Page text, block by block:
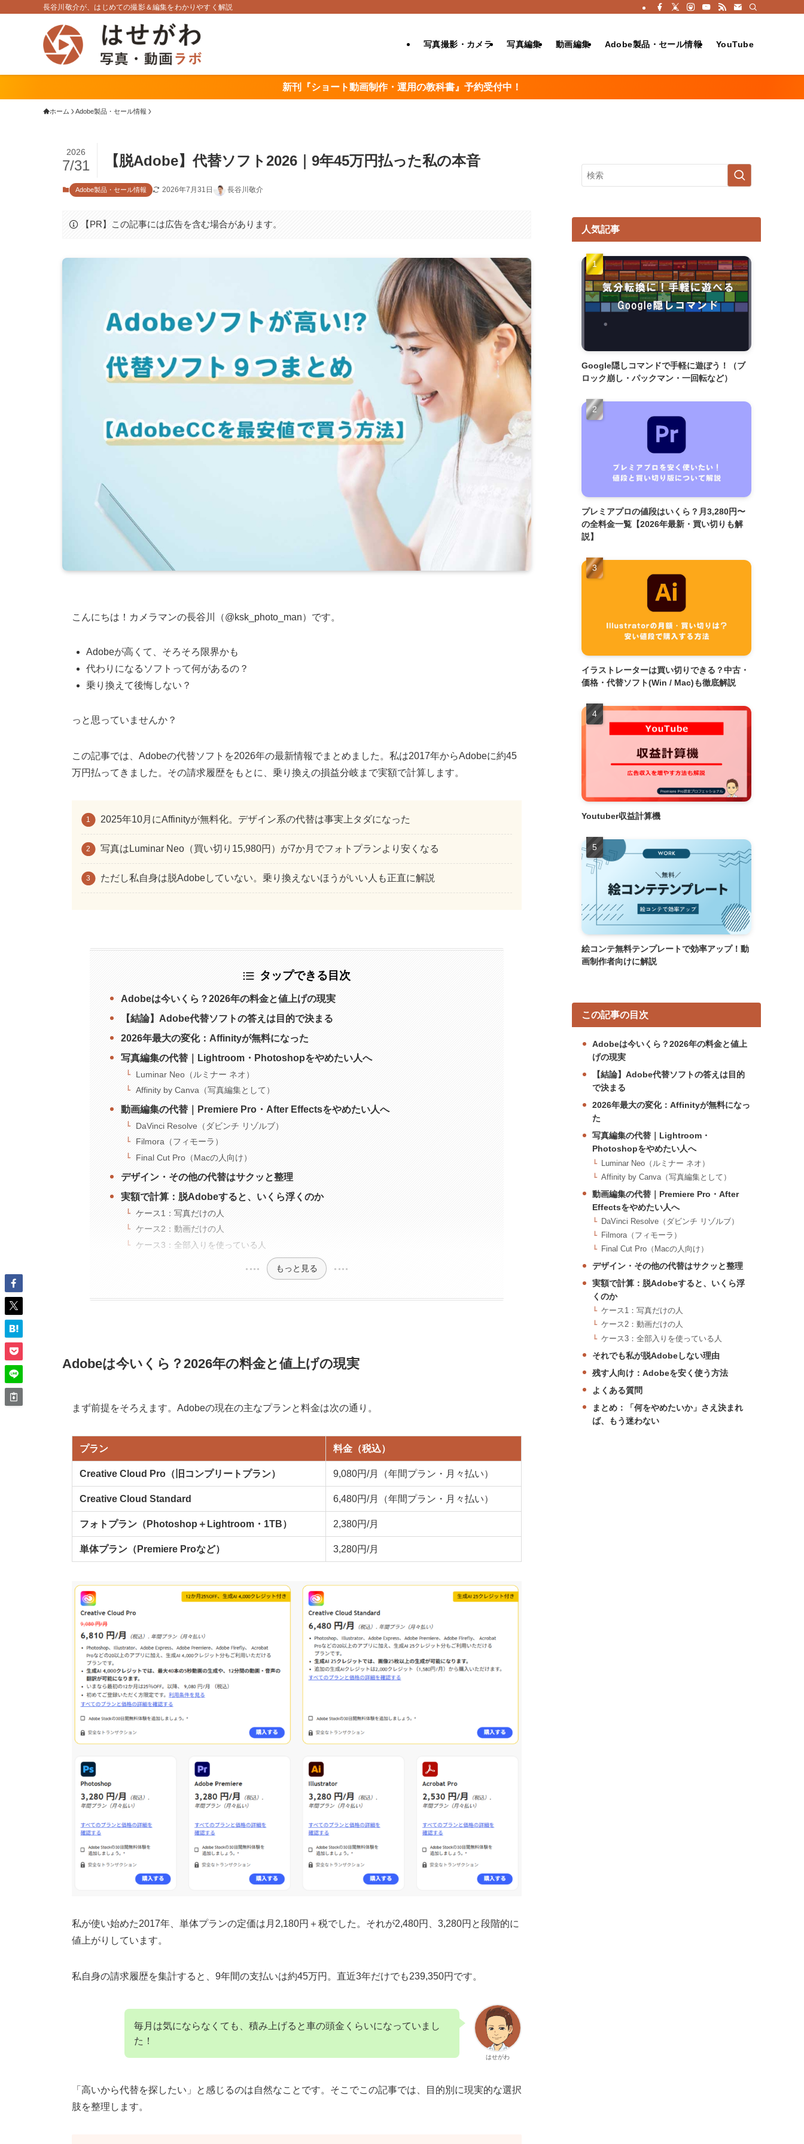
長谷川敬介が、はじめての撮影＆編集をわかりやすく解説
写真撮影・カメラ 写真編集 動画編集 Adobe製品・セール情報 YouTube
新刊『ショート動画制作・運用の教科書』予約受付中！
ホーム Adobe製品・セール情報
【脱Adobe】代替ソフト2026｜9年45万円払った私の本音
2026
7/31
Adobe製品・セール情報 2026年7月31日 長谷川敬介
【PR】この記事には広告を含む場合があります。
こんにちは！カメラマンの長谷川（@ksk_photo_man）です。
Adobeが高くて、そろそろ限界かも
代わりになるソフトって何があるの？
乗り換えて後悔しない？
っと思っていませんか？
この記事では、Adobeの代替ソフトを2026年の最新情報でまとめました。私は2017年からAdobeに約45
万円払ってきました。その請求履歴をもとに、乗り換えの損益分岐まで実額で計算します。
2025年10月にAffinityが無料化。デザイン系の代替は事実上タダになった
写真はLuminar Neo（買い切り15,980円）が7か月でフォトプランより安くなる
ただし私自身は脱Adobeしていない。乗り換えないほうがいい人も正直に解説
タップできる目次
Adobeは今いくら？2026年の料金と値上げの現実
【結論】Adobe代替ソフトの答えは目的で決まる
2026年最大の変化：Affinityが無料になった
写真編集の代替｜Lightroom・Photoshopをやめたい人へ
Luminar Neo（ルミナー ネオ）
Affinity by Canva（写真編集として）
動画編集の代替｜Premiere Pro・After Effectsをやめたい人へ
DaVinci Resolve（ダビンチ リゾルブ）
Filmora（フィモーラ）
Final Cut Pro（Macの人向け）
デザイン・その他の代替はサクッと整理
実額で計算：脱Adobeすると、いくら浮くのか
ケース1：写真だけの人
ケース2：動画だけの人
ケース3：全部入りを使っている人
もっと見る
Adobeは今いくら？2026年の料金と値上げの現実
まず前提をそろえます。Adobeの現在の主なプランと料金は次の通り。
プラン 料金（税込）
Creative Cloud Pro（旧コンプリートプラン） 9,080円/月（年間プラン・月々払い）
Creative Cloud Standard 6,480円/月（年間プラン・月々払い）
フォトプラン（Photoshop＋Lightroom・1TB） 2,380円/月
単体プラン（Premiere Proなど） 3,280円/月
私が使い始めた2017年、単体プランの定価は月2,180円＋税でした。それが2,480円、3,280円と段階的に
値上がりしています。
私自身の請求履歴を集計すると、9年間の支払いは約45万円。直近3年だけでも239,350円です。
はせがわ
毎月は気にならなくても、積み上げると車の頭金くらいになっていまし
た！
「高いから代替を探したい」と感じるのは自然なことです。そこでこの記事では、目的別に現実的な選択
肢を整理します。
人気記事
Google隠しコマンドで手軽に遊ぼう！（ブ
ロック崩し・パックマン・一回転など）
プレミアプロの値段はいくら？月3,280円〜
の全料金一覧【2026年最新・買い切りも解
説】
イラストレーターは買い切りできる？中古・
価格・代替ソフト(Win / Mac)も徹底解説
Youtuber収益計算機
絵コンテ無料テンプレートで効率アップ！動
画制作者向けに解説
この記事の目次
Adobeは今いくら？2026年の料金と値上
げの現実
【結論】Adobe代替ソフトの答えは目的
で決まる
2026年最大の変化：Affinityが無料になっ
た
写真編集の代替｜Lightroom・
Photoshopをやめたい人へ
Luminar Neo（ルミナー ネオ）
Affinity by Canva（写真編集として）
動画編集の代替｜Premiere Pro・After
Effectsをやめたい人へ
DaVinci Resolve（ダビンチ リゾルブ）
Filmora（フィモーラ）
Final Cut Pro（Macの人向け）
デザイン・その他の代替はサクッと整理
実額で計算：脱Adobeすると、いくら浮
くのか
ケース1：写真だけの人
ケース2：動画だけの人
ケース3：全部入りを使っている人
それでも私が脱Adobeしない理由
残す人向け：Adobeを安く使う方法
よくある質問
まとめ：「何をやめたいか」さえ決まれ
ば、もう迷わない